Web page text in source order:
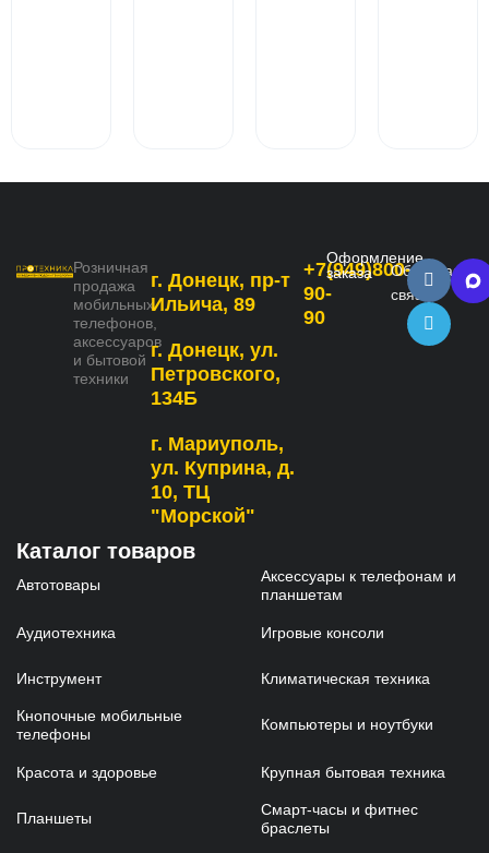
Розничная
продажа
мобильных
телефонов,
аксессуаров
и бытовой
техники
г. Донецк, пр-т
Ильича, 89
г. Донецк, ул.
Петровского,
134Б
г. Мариуполь,
ул. Куприна, д.
10, ТЦ
"Морской"
+7(949)800-
90-
90
Оформление
заказа
Обратная
связь
Каталог товаров
Автотовары
Аксессуары к телефонам и
планшетам
Аудиотехника Игровые консоли
Инструмент Климатическая техника
Кнопочные мобильные
телефоны
Компьютеры и ноутбуки
Красота и здоровье Крупная бытовая техника
Планшеты
Смарт-часы и фитнес
браслеты